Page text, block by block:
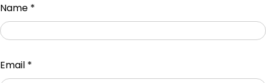
Name *
Email *